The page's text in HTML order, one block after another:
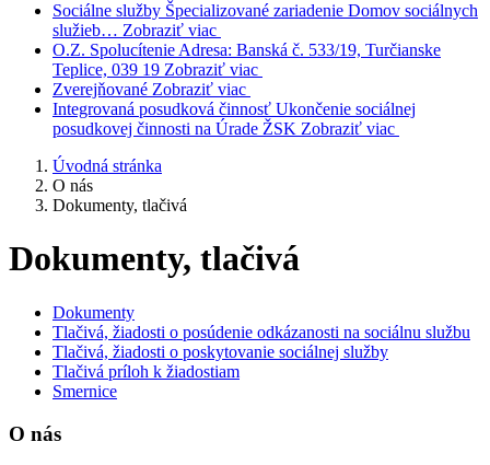
Sociálne služby Špecializované zariadenie Domov sociálnych
služieb… Zobraziť viac
O.Z. Spolucítenie Adresa: Banská č. 533/19, Turčianske
Teplice, 039 19 Zobraziť viac
Zverejňované Zobraziť viac
Integrovaná posudková činnosť Ukončenie sociálnej
posudkovej činnosti na Úrade ŽSK Zobraziť viac
Úvodná stránka
O nás
Dokumenty, tlačivá
Dokumenty, tlačivá
Dokumenty
Tlačivá, žiadosti o posúdenie odkázanosti na sociálnu službu
Tlačivá, žiadosti o poskytovanie sociálnej služby
Tlačivá príloh k žiadostiam
Smernice
O nás